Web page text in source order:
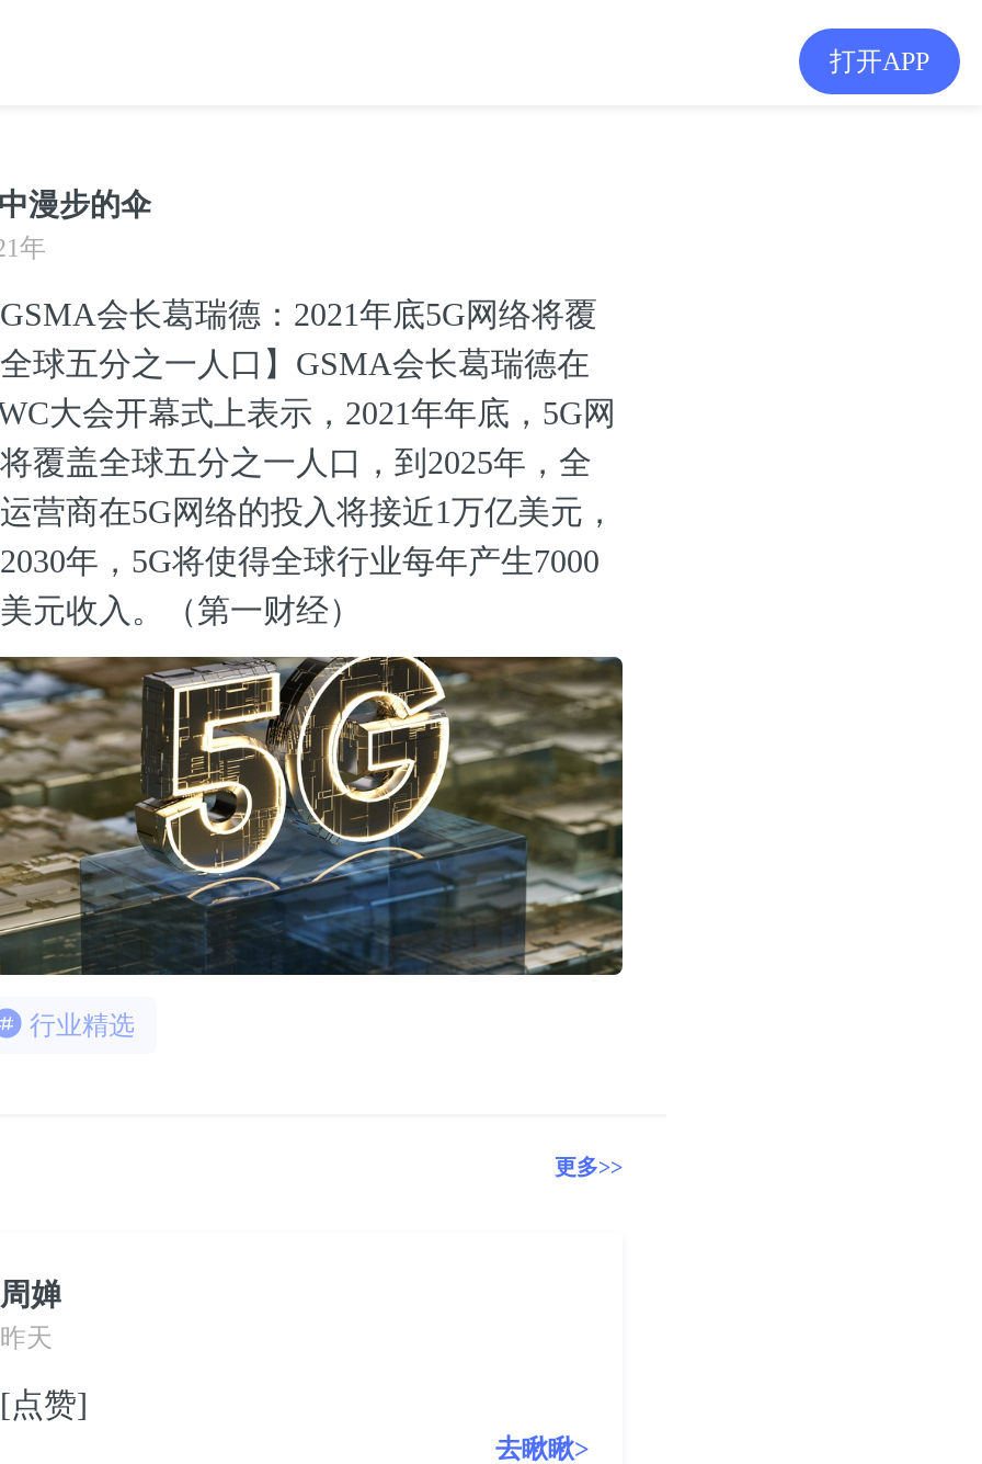
打开APP
漫步的伞
年
会长葛瑞德：2021年底5G网络将覆
球五分之一人口】GSMA会长葛瑞德在
大会开幕式上表示，2021年年底，5G网
覆盖全球五分之一人口，到2025年，全
营商在5G网络的投入将接近1万亿美元，
年，5G将使得全球行业每年产生7000
元收入。（第一财经）
行业精选
更多>>
周婵
昨天
[点赞]
去瞅瞅>